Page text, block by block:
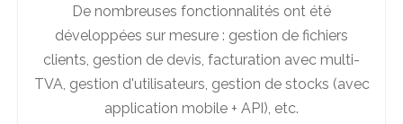
De nombreuses fonctionnalités ont été
développées sur mesure : gestion de fichiers
clients, gestion de devis, facturation avec multi-
TVA, gestion d'utilisateurs, gestion de stocks (avec
application mobile + API), etc.